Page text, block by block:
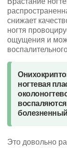
снижает
ногтя
ощущения и
ногтевая
Это довольно